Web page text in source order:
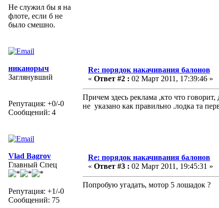
Не служил бы я на
флоте, если б не
было смешно.
никанорыч
Заглянувший
Репутация: +0/-0
Сообщений: 4
Re: порядок накачивания балонов
« Ответ #2 : 02 Март 2011, 17:39:46 »
Причем здесь реклама ,кто что
не указано как правильно .лодка та
Vlad Bagrov
Главный Спец
Репутация: +1/-0
Сообщений: 75
Re: порядок накачивания балонов
« Ответ #3 : 02 Март 2011, 19:45:31 »
Попробую угадать, мотор 5 лошадок ?